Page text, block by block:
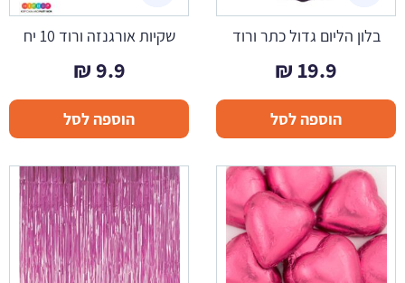
בלון הליום גדול כתר ורוד
19.9
₪
הוספה לסל
שקיות אורגנזה ורוד 10 יח
9.9
₪
הוספה לסל